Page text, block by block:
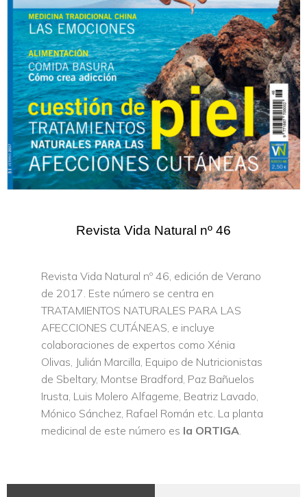
Revista Vida Natural nº 46
Revista Vida Natural nº 46, edición de Verano
de 2017. Este número se centra en
TRATAMIENTOS NATURALES PARA LAS
AFECCIONES CUTÁNEAS, e incluye
colaboraciones de expertos como Xénia
Olivas, Julián Marcilla, Equipo de Nutricionistas
de Sbeltary, Montse Bradford, Paz Bañuelos
Irusta, Luis Molero Alfageme, Beatriz Lavado,
Mónico Sánchez, Rafael Román etc. La planta
medicinal de este número es la ORTIGA.